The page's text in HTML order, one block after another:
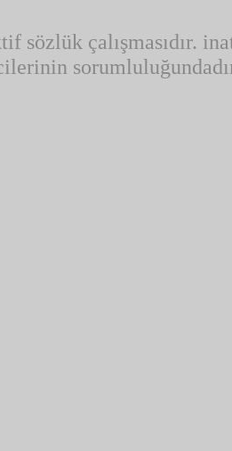
sözlük çalışmasıdır.